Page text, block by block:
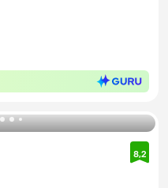
8,2